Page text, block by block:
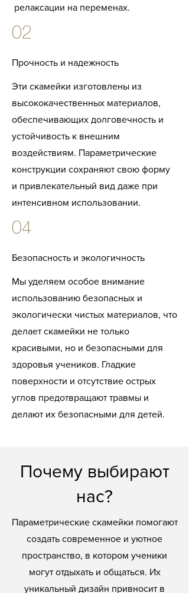
релаксации на переменах.
02
Прочность и надежность
Эти скамейки изготовлены из
высококачественных материалов,
обеспечивающих долговечность и
устойчивость к внешним
воздействиям. Параметрические
конструкции сохраняют свою форму
и привлекательный вид даже при
интенсивном использовании.
04
Безопасность и экологичность
Мы уделяем особое внимание
использованию безопасных и
экологически чистых материалов, что
делает скамейки не только
красивыми, но и безопасными для
здоровья учеников. Гладкие
поверхности и отсутствие острых
углов предотвращают травмы и
делают их безопасными для детей.
Почему выбирают
нас?
Параметрические скамейки помогают
создать современное и уютное
пространство, в котором ученики
могут отдыхать и общаться. Их
уникальный дизайн привносит в